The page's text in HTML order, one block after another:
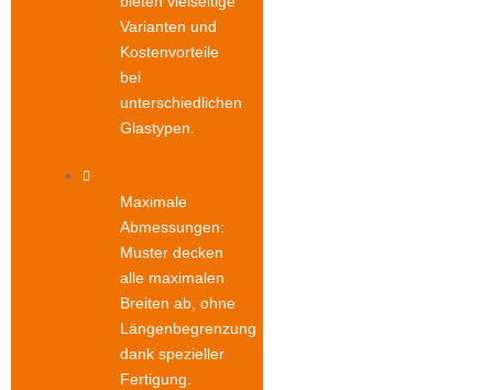
Varianten und
Kostenvorteile
bei
unterschiedlichen
Glastypen.
Maximale
Abmessungen:
Muster decken
alle maximalen
Breiten ab, ohne
Längenbegrenzung
dank spezieller
Fertigung.